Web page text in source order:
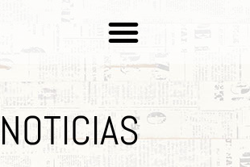
NOTICIAS